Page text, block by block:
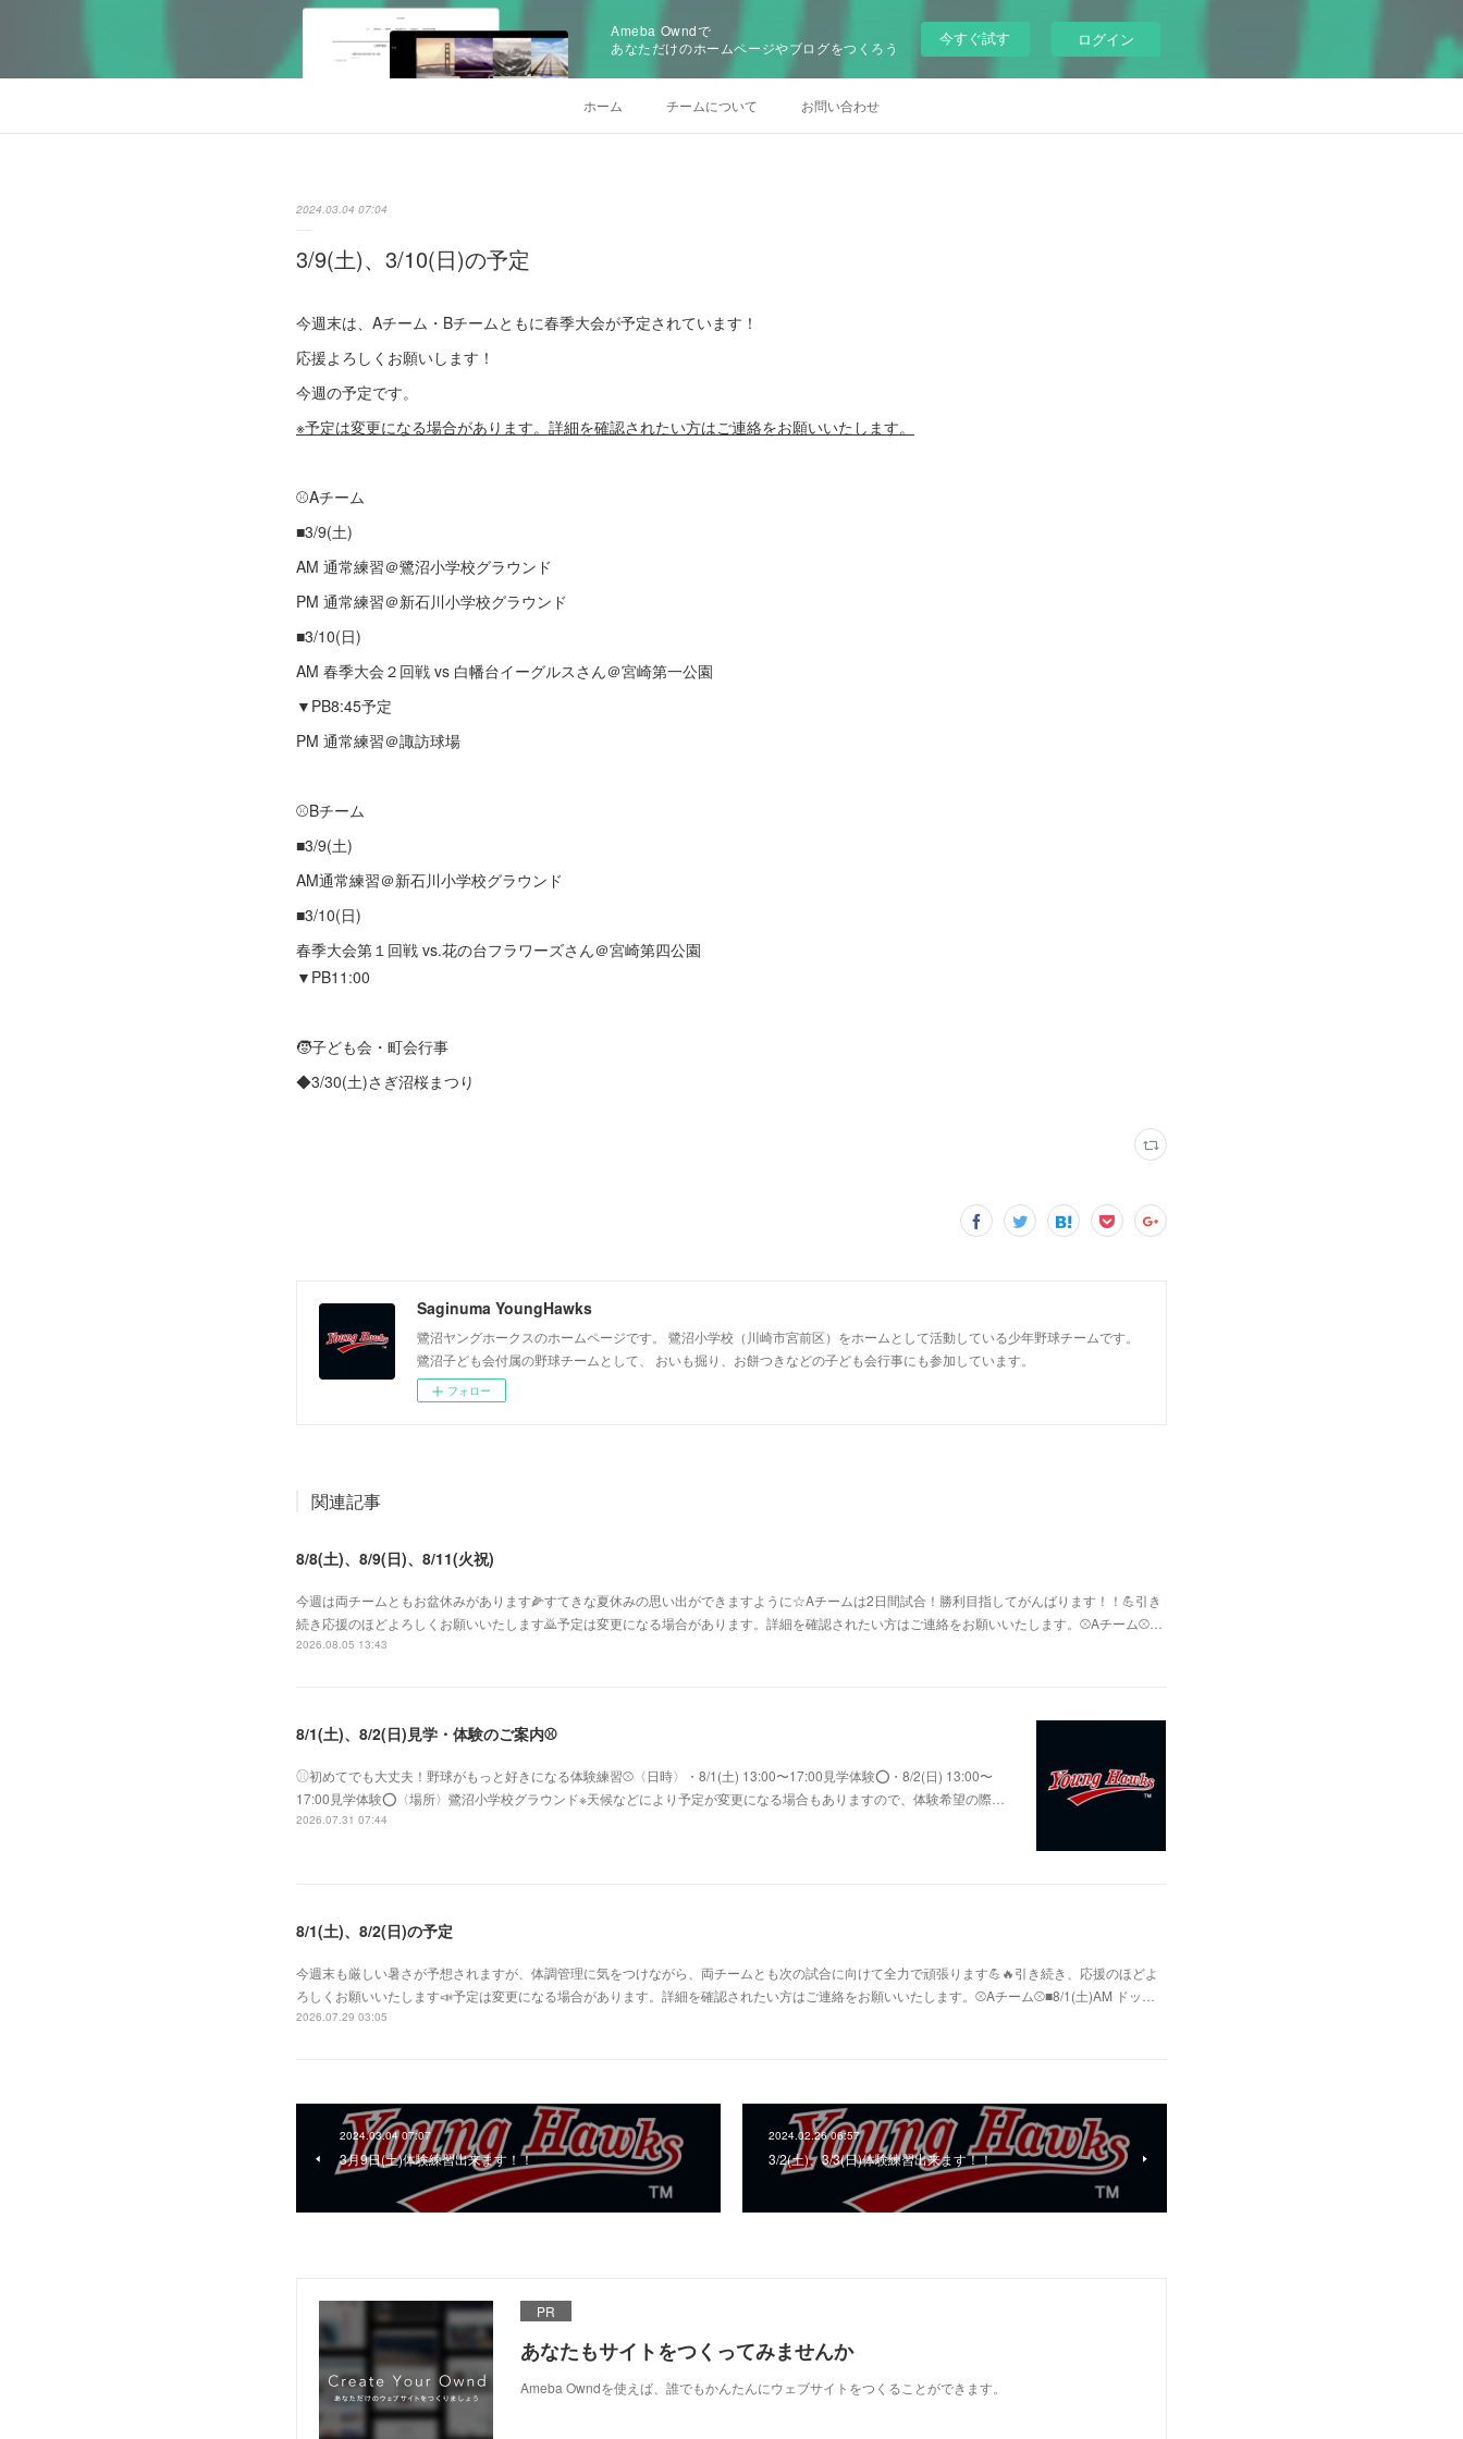
Ameba Owndで
あなただけのホームページやブログをつくろう
今すぐ試す ログイン
ホーム チームについて お問い合わせ
2024.03.04 07:04
3/9(土)、3/10(日)の予定
今週末は、Aチーム・Bチームともに春季大会が予定されています！
応援よろしくお願いします！
今週の予定です。
※予定は変更になる場合があります。詳細を確認されたい方はご連絡をお願いいたします。
⚾Aチーム
■3/9(土)
AM 通常練習＠鷺沼小学校グラウンド
PM 通常練習＠新石川小学校グラウンド
■3/10(日)
AM 春季大会２回戦 vs 白幡台イーグルスさん＠宮崎第一公園
▼PB8:45予定
PM 通常練習＠諏訪球場
⚾Bチーム
■3/9(土)
AM通常練習＠新石川小学校グラウンド
■3/10(日)
春季大会第１回戦 vs.花の台フラワーズさん＠宮崎第四公園
▼PB11:00
🧒子ども会・町会行事
◆3/30(土)さぎ沼桜まつり
Saginuma YoungHawks
鷺沼ヤングホークスのホームページです。 鷺沼小学校（川崎市宮前区）をホームとして活動している少年野球チームです。
鷺沼子ども会付属の野球チームとして、 おいも掘り、お餅つきなどの子ども会行事にも参加しています。
フォロー
関連記事
8/8(土)、8/9(日)、8/11(火祝)
今週は両チームともお盆休みがあります🌽すてきな夏休みの思い出ができますように☆Aチームは2日間試合！勝利目指してがんばります！！💪引き
続き応援のほどよろしくお願いいたします🙇予定は変更になる場合があります。詳細を確認されたい方はご連絡をお願いいたします。⚾Aチーム⚾️…
2026.08.05 13:43
8/1(土)、8/2(日)見学・体験のご案内⚾️
⚾︎初めてでも大丈夫！野球がもっと好きになる体験練習⚾〈日時〉・8/1(土) 13:00〜17:00見学体験⭕️・8/2(日) 13:00〜
17:00見学体験⭕️〈場所〉鷺沼小学校グラウンド※天候などにより予定が変更になる場合もありますので、体験希望の際…
2026.07.31 07:44
8/1(土)、8/2(日)の予定
今週末も厳しい暑さが予想されますが、体調管理に気をつけながら、両チームとも次の試合に向けて全力で頑張ります💪🔥引き続き、応援のほどよ
ろしくお願いいたします📣予定は変更になる場合があります。詳細を確認されたい方はご連絡をお願いいたします。⚾Aチーム⚾️■8/1(土)AM ドッ…
2026.07.29 03:05
2024.03.04 07:07
3月9日(土)体験練習出来ます！！
2024.02.26 06:57
3/2(土)、3/3(日)体験練習出来ます！！
PR
あなたもサイトをつくってみませんか
Ameba Owndを使えば、誰でもかんたんにウェブサイトをつくることができます。